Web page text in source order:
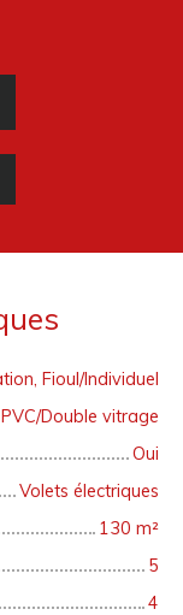
Fioul/Individuel
PVC/Double vitrage
Oui
Volets électriques
130 m²
5
4